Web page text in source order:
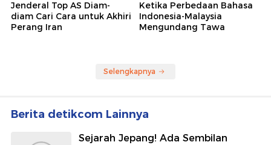
Jenderal Top AS Diam-
diam Cari Cara untuk Akhiri
Perang Iran
Ketika Perbedaan Bahasa
Indonesia-Malaysia
Mengundang Tawa
Selengkapnya
Berita detikcom Lainnya
Sejarah Jepang! Ada Sembilan